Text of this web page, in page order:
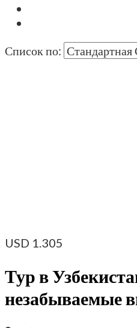
Список по:
USD 1.305
Тур в
незабываемые